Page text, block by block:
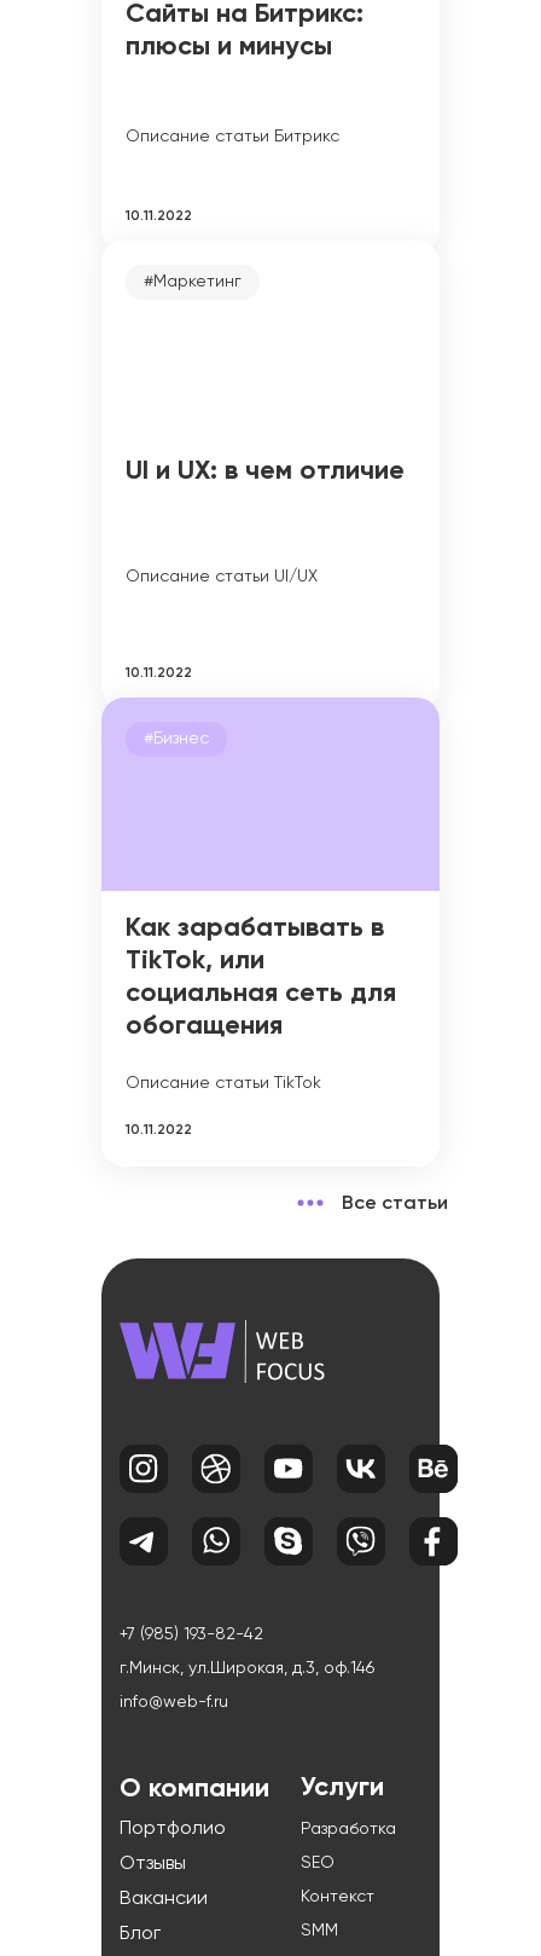
Сайты на Битрикс:
плюсы и минусы
Описание статьи Битрикс
10.11.2022
#Маркетинг
UI и UX: в чем отличие
Описание статьи UI/UX
10.11.2022
#Бизнес
Как зарабатывать в
TikTok, или
социальная сеть для
обогащения
Описание статьи TikTok
10.11.2022
Все статьи
+7 (985) 193-82-42
г.Минск, ул.Широкая, д.3, оф.146
info@web-f.ru
О компании
Портфолио
Отзывы
Вакансии
Блог
Услуги
Разработка
SEO
Контекст
SMM